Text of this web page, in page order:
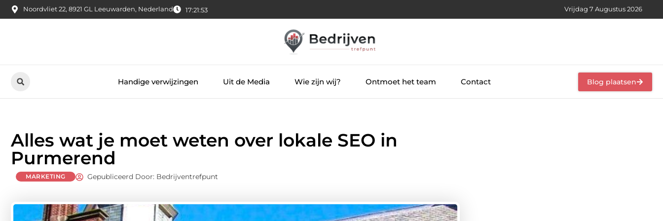
Noordvliet 22, 8921 GL Leeuwarden, Nederland 17:21:54 Vrijdag 7 Augustus 2026
Handige verwijzingen Uit de Media Wie zijn wij? Ontmoet het team Contact Blog plaatsen
Alles wat je moet weten over lokale SEO in
Purmerend
MARKETING Gepubliceerd Door: Bedrijventrefpunt